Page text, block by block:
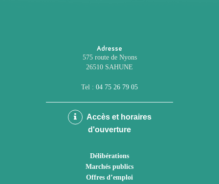
Adresse
575 route de Nyons
26510 SAHUNE
Tel : 04 75 26 79 05
Accès et horaires
d'ouverture
Délibérations
Marchés publics
Offres d’emploi